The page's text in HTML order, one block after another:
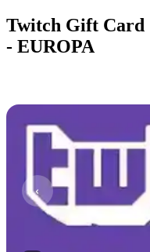
Twitch Gift Card
- EUROPA